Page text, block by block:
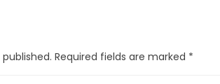
Required fields are marked *